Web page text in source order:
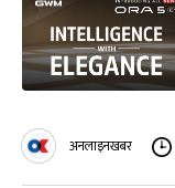
अनलाइनखबर